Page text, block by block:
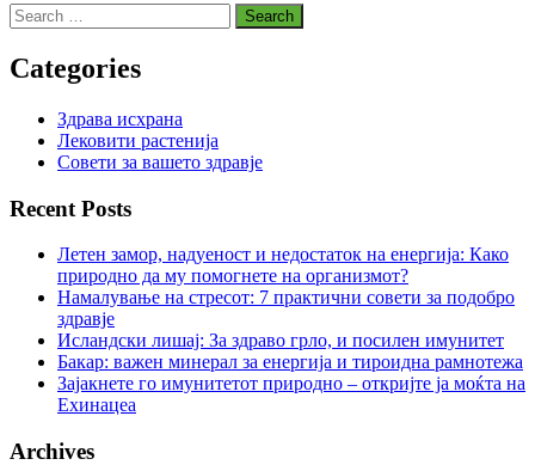
Search
for:
Categories
Здрава исхрана
Лековити растенија
Совети за вашето здравје
Recent Posts
Летен замор, надуеност и недостаток на енергија: Како
природно да му помогнете на организмот?
Намалување на стресот: 7 практични совети за подобро
здравје
Исландски лишај: За здраво грло, и посилен имунитет
Бакар: важен минерал за енергија и тироидна рамнотежа
Зајакнете го имунитетот природно – откријте ја моќта на
Ехинацеа
Archives